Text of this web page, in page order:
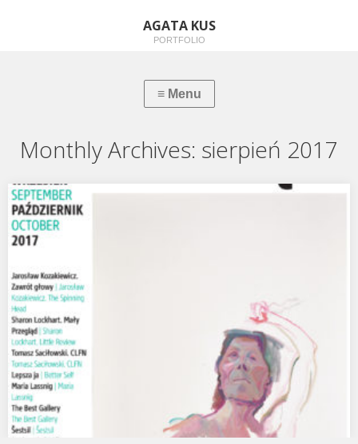
AGATA KUS
PORTFOLIO
Monthly Archives: sierpień 2017